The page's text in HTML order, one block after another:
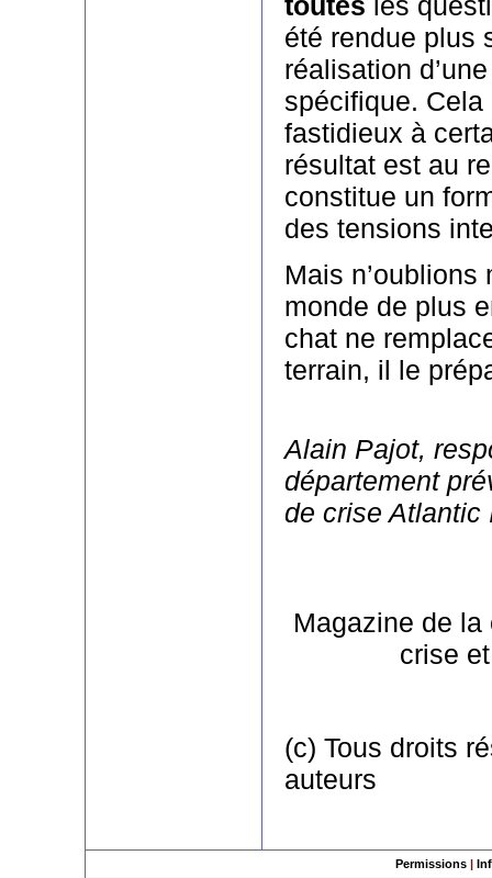
été rendue plus
réalisation
spécifique.
fastidieux à
résultat est au
constitue un
des tensions
Mais n’oublions
monde de plus
chat ne
terrain, il le
Alain Pajot,
département
de crise Atlantic
Magazine de
crise
(c) Tous droits
auteurs
Permissions |